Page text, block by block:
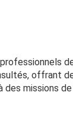
offrant
missions